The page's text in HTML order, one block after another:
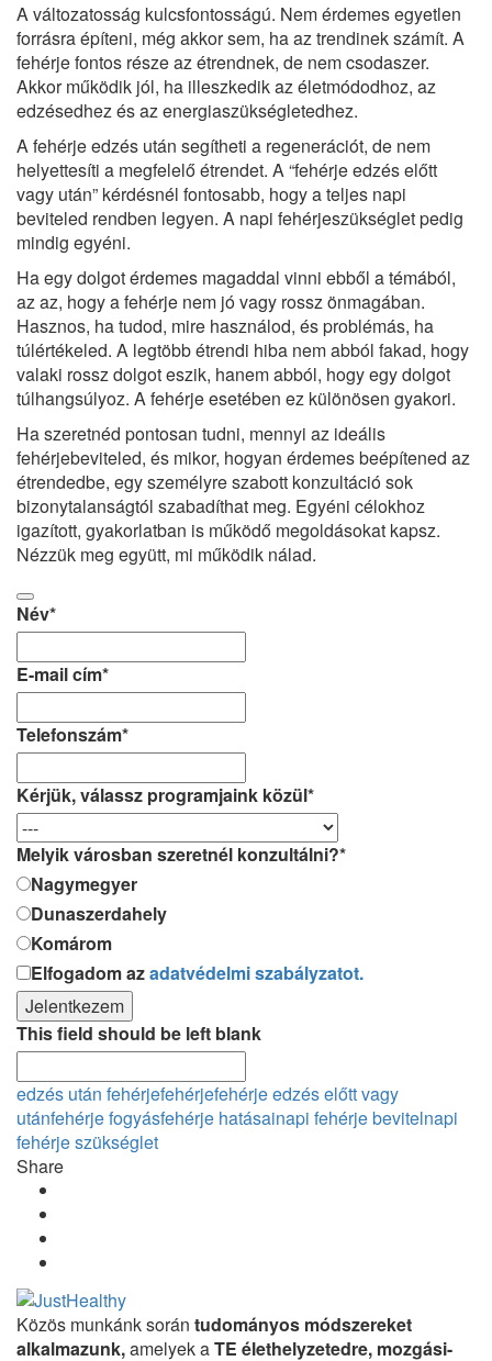
A változatosság kulcsfontosságú. Nem érdemes egyetlen
forrásra építeni, még akkor sem, ha az trendinek számít. A
fehérje fontos része az étrendnek, de nem csodaszer.
Akkor működik jól, ha illeszkedik az életmódodhoz, az
edzésedhez és az energiaszükségletedhez.
A fehérje edzés után segítheti a regenerációt, de nem
helyettesíti a megfelelő étrendet. A “fehérje edzés előtt
vagy után” kérdésnél fontosabb, hogy a teljes napi
beviteled rendben legyen. A napi fehérjeszükséglet pedig
mindig egyéni.
Ha egy dolgot érdemes magaddal vinni ebből a témából,
az az, hogy a fehérje nem jó vagy rossz önmagában.
Hasznos, ha tudod, mire használod, és problémás, ha
túlértékeled. A legtöbb étrendi hiba nem abból fakad, hogy
valaki rossz dolgot eszik, hanem abból, hogy egy dolgot
túlhangsúlyoz. A fehérje esetében ez különösen gyakori.
Ha szeretnéd pontosan tudni, mennyi az ideális
fehérjebeviteled, és mikor, hogyan érdemes beépítened az
étrendedbe, egy személyre szabott konzultáció sok
bizonytalanságtól szabadíthat meg. Egyéni célokhoz
igazított, gyakorlatban is működő megoldásokat kapsz.
Nézzük meg együtt, mi működik nálad.
Név*
E-mail cím*
Telefonszám*
Kérjük, válassz programjaink közül*
Melyik városban szeretnél konzultálni?*
Nagymegyer
Dunaszerdahely
Komárom
Elfogadom azadatvédelmi szabályzatot.
Jelentkezem
This field should be left blank
edzés után fehérjefehérjefehérje edzés előtt vagy
utánfehérje fogyásfehérje hatásainapi fehérje bevitelnapi
fehérje szükséglet
Share
Közös munkánk során tudományos módszereket
alkalmazunk,amelyek aTE élethelyzetedre, mozgási-